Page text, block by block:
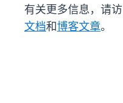
有关更多信息，请
文档和博客文章。